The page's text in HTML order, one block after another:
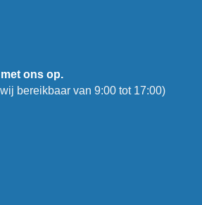
ons op.
bereikbaar van 9:00 tot 17:00)